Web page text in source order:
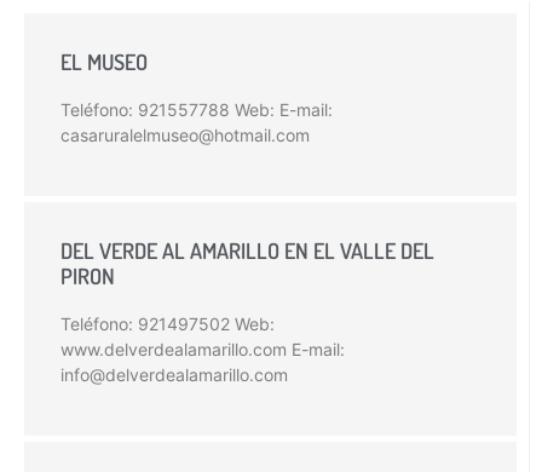
EL MUSEO
Teléfono: 921557788 Web: E-mail:
casaruralelmuseo@hotmail.com
DEL VERDE AL AMARILLO EN EL VALLE DEL
PIRON
Teléfono: 921497502 Web:
www.delverdealamarillo.com E-mail:
info@delverdealamarillo.com